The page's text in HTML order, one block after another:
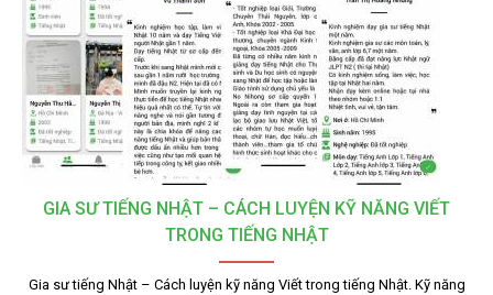
GIA SƯ TIẾNG NHẬT – CÁCH LUYỆN KỸ NĂNG VIẾT
TRONG TIẾNG NHẬT
Gia sư tiếng Nhật – Cách luyện kỹ năng Viết trong tiếng Nhật. Kỹ năng